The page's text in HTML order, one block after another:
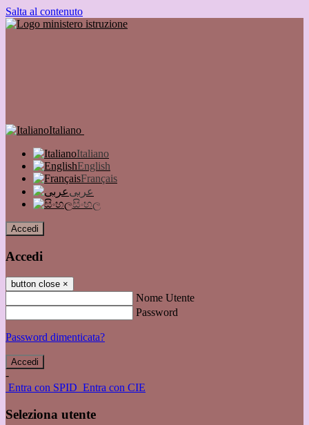
Salta al contenuto
Italiano
Italiano
English
Français
عربى
සිංහල
Accedi
Accedi
button close ×
Nome Utente
Password
Password dimenticata?
-
Entra con SPID Entra con CIE
Seleziona utente